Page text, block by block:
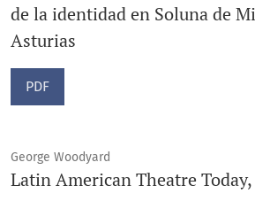
de la identidad en Soluna de
Asturias
PDF
George Woodyard
Latin American Theatre Today,